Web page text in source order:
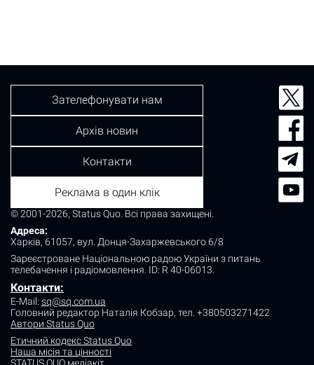
© 2001-2026, Status Quo. Всі права захищені.
Адреса:
Харків, 61057, вул. Донця-Захаржевського 6/8
Зареєстроване Національною радою України з питань
телебачення і радіомовлення. ID: R 40-06013.
Контакти:
E-Mail: sq@sq.com.ua
Головний редактор Наталія Кобзар, тел. +380503271422
Автори Status Quo
Етичний кодекс Status Quo
Наша місія та цінності
Зателефонувати нам
Архів новин
Контакти
Реклама в один клік